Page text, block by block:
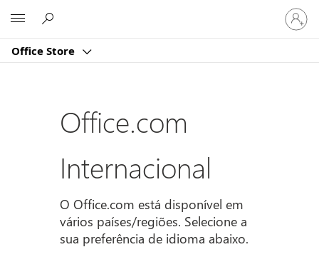
Office Store
Iniciar
sessão
na
Office.com
Internacional
O Office.com está disponível em
vários países/regiões. Selecione a
sua preferência de idioma abaixo.